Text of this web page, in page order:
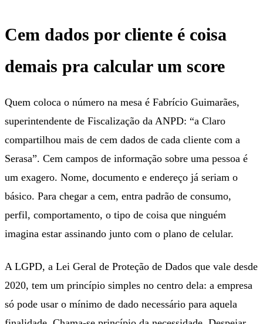
Cem dados por cliente é coisa
demais pra calcular um score
Quem coloca o número na mesa é Fabrício Guimarães,
superintendente de Fiscalização da ANPD: “a Claro
compartilhou mais de cem dados de cada cliente com a
Serasa”. Cem campos de informação sobre uma pessoa é
um exagero. Nome, documento e endereço já seriam o
básico. Para chegar a cem, entra padrão de consumo,
perfil, comportamento, o tipo de coisa que ninguém
imagina estar assinando junto com o plano de celular.
A LGPD, a Lei Geral de Proteção de Dados que vale desde
2020, tem um princípio simples no centro dela: a empresa
só pode usar o mínimo de dado necessário para aquela